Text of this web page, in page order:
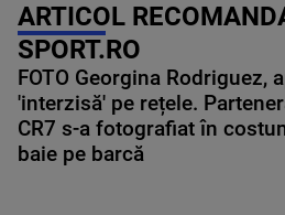
ARTICOL
SPORT.RO
FOTO Georgina Rodriguez,
'interzisă' pe rețele.
CR7 s-a fotografiat în
baie pe barcă